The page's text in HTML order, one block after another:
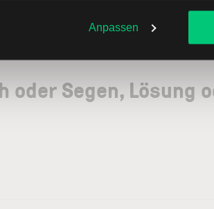
Anpassen
Segen, Lösung